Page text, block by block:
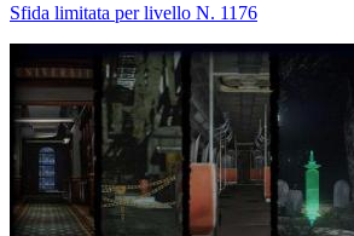
Sfida limitata per livello N. 1176